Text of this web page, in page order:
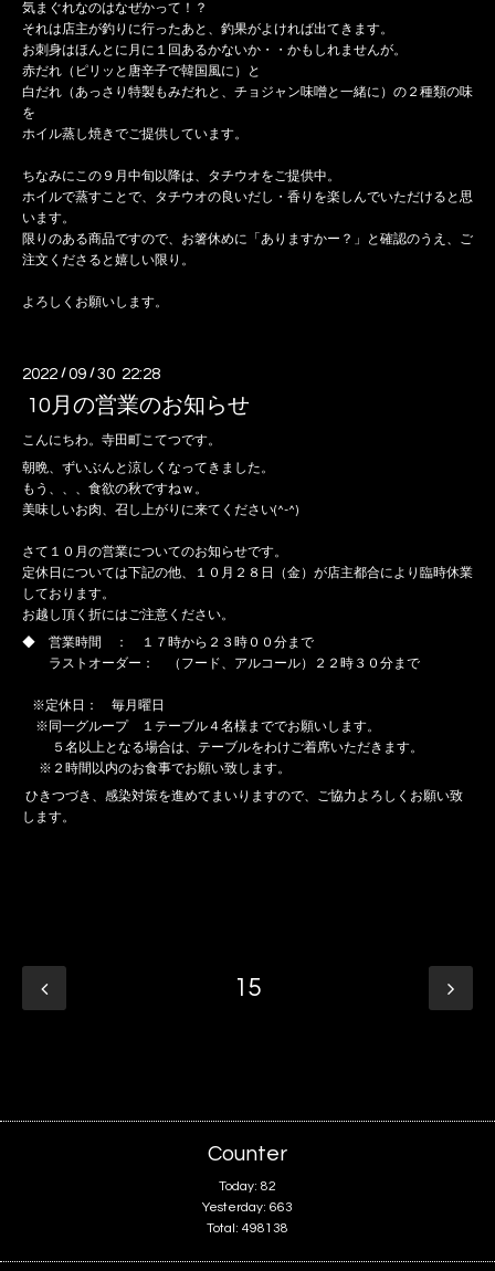
気まぐれなのはなぜかって！？
それは店主が釣りに行ったあと、釣果がよければ出てきます。
お刺身はほんとに月に１回あるかないか・・かもしれませんが。
赤だれ（ピリッと唐辛子で韓国風に）と
白だれ（あっさり特製もみだれと、チョジャン味噌と一緒に）の２種類の味
を
ホイル蒸し焼きでご提供しています。
ちなみにこの９月中旬以降は、タチウオをご提供中。
ホイルで蒸すことで、タチウオの良いだし・香りを楽しんでいただけると思
います。
限りのある商品ですので、お箸休めに「ありますかー？」と確認のうえ、ご
注文くださると嬉しい限り。
よろしくお願いします。
2022 /09 /30 22:28
10月の営業のお知らせ
こんにちわ。寺田町こてつです。
朝晩、ずいぶんと涼しくなってきました。
もう、、、食欲の秋ですねｗ。
美味しいお肉、召し上がりに来てください(^-^)
さて１０月の営業についてのお知らせです。
定休日については下記の他、１０月２８日（金）が店主都合により臨時休業
しております。
お越し頂く折にはご注意ください。
◆ 営業時間 ： １７時から２３時００分まで
ラストオーダー： （フード、アルコール）２２時３０分まで
※定休日： 毎月曜日
※同一グループ １テーブル４名様まででお願いします。
５名以上となる場合は、テーブルをわけご着席いただきます。
※２時間以内のお食事でお願い致します。
ひきつづき、感染対策を進めてまいりますので、ご協力よろしくお願い致
します。
15
Counter
Today: 82
Yesterday: 663
Total: 498138